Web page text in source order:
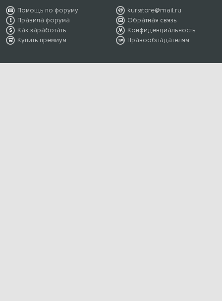
Помощь по форуму
Правила форума
Как заработать
Купить премиум
kursstore@mail.ru
Обратная связь
Конфиденциальность
Правообладателям